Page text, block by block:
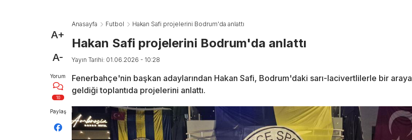
A+
A-
Yorum
10
Paylaş
Anasayfa Futbol Hakan Safi projelerini Bodrum'da anlattı
Hakan Safi projelerini Bodrum'da anlattı
Yayın Tarihi: 01.06.2026 - 10:28
Fenerbahçe'nin başkan adaylarından Hakan Safi, Bodrum'daki sarı-lacivertlilerle bir araya
geldiği toplantıda projelerini anlattı.